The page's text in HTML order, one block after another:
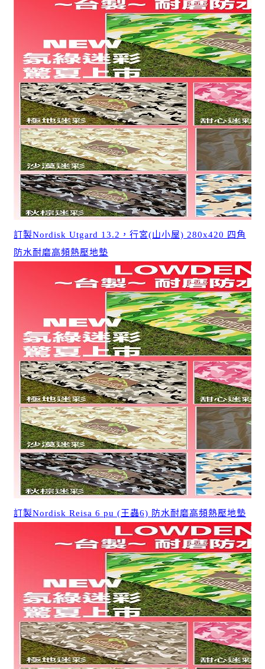
訂製Nordisk Utgard 13.2，行宮(山小屋) 280x420 四角
防水耐磨高頻熱壓地墊
訂製Nordisk Reisa 6 pu (王蟲6) 防水耐磨高頻熱壓地墊